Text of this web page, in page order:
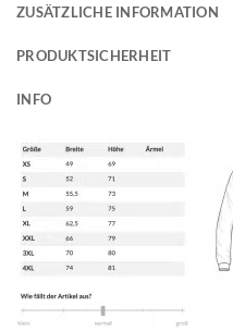
ZUSÄTZLICHE INFORMATION
PRODUKTSICHERHEIT
INFO